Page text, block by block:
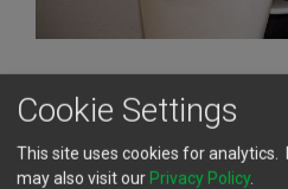
Προχωρώντας στην ομιλία
Συνδέσμου Ναυτικών
στους κυβερνητικούς
Cookie Settings
This site uses cookies for
may also visit our Privacy Policy.